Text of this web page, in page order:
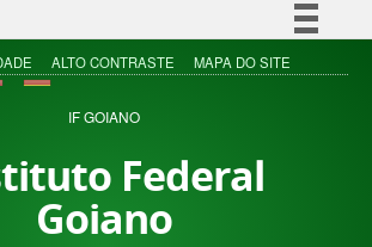
Simplifique!
Acesso à informação
ALTO CONTRASTE MAPA DO SITE
IF GOIANO
Federal
Goiano